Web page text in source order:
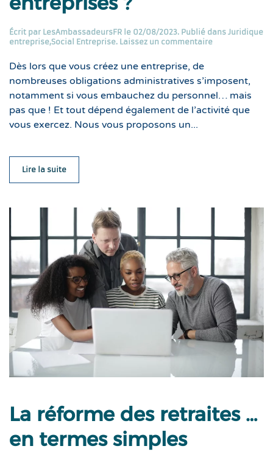
Écrit par LesAmbassadeursFR le 02/08/2023. Publié dans Juridique
entreprise,Social Entreprise. Laissez un commentaire
Dès lors que vous créez une entreprise, de
nombreuses obligations administratives s’imposent,
notamment si vous embauchez du personnel… mais
pas que ! Et tout dépend également de l’activité que
vous exercez. Nous vous proposons un...
Lire la suite
La réforme des retraites …
en termes simples